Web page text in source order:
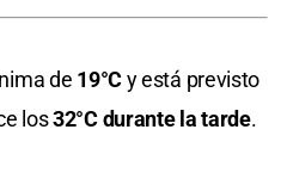
de 19°Cy está previsto
los32°C durante la tarde.